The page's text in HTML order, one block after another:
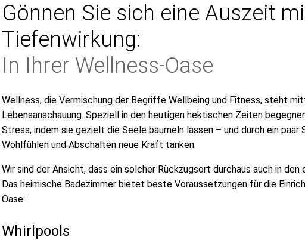
Gönnen Sie sich eine Auszeit
Tiefenwirkung:
In Ihrer Wellness-Oase
Wellness, die Vermischung der Begriffe Wellbeing und Fitness, steht
Lebensanschauung. Speziell in den heutigen hektischen Zeiten
Stress, indem sie gezielt die Seele baumeln lassen – und durch ein
Wohlfühlen und Abschalten neue Kraft tanken.
Wir sind der Ansicht, dass ein solcher Rückzugsort durchaus auch in den
Das heimische Badezimmer bietet beste Voraussetzungen für die
Oase:
Whirlpools